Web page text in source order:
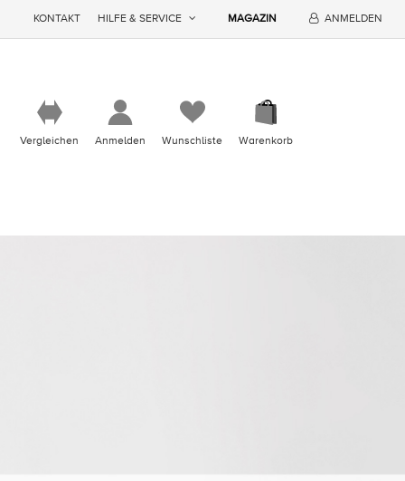
KONTAKT HILFE & SERVICE MAGAZIN ANMELDEN
Vergleichen Anmelden Wunschliste Warenkorb